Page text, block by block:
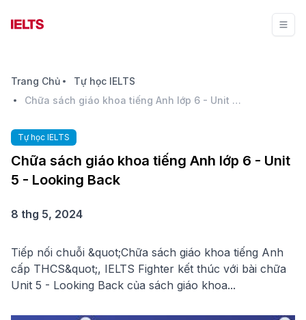
Trang Chủ
Tự học IELTS
Chữa sách giáo khoa tiếng Anh lớp 6 - Unit 5 - Looking Back
Tự học IELTS
Chữa sách giáo khoa tiếng Anh lớp 6 - Unit
5 - Looking Back
8 thg 5, 2024
Tiếp nối chuỗi &quot;Chữa sách giáo khoa tiếng Anh
cấp THCS&quot;, IELTS Fighter kết thúc với bài chữa
Unit 5 - Looking Back của sách giáo khoa...